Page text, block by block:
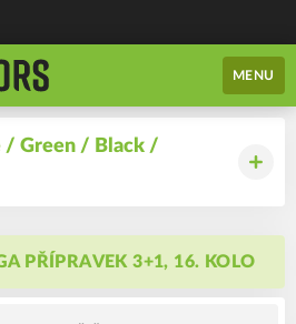
MENU
/ Green / Black /
PŘÍPRAVEK 3+1, 16. KOLO